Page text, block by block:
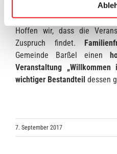
Hoffen wir, dass die
Zuspruch findet.
Gemeinde Barßel einen
Veranstaltung „Willkommen
wichtiger Bestandteil dessen
7. September 2017